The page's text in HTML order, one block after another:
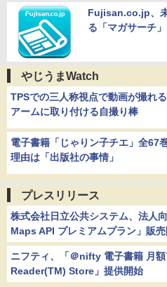
Fujisan.co.jp、
る「マガサーチ」
やじうまWatch
TPSでの三人称視点で動画が撮れ
アームに取り付ける自撮り棒
電子書籍「じゃりン子チエ」全67
理由は「出版社の事情」
プレスリリース
株式会社日立公共システム、法人
Maps API プレミアムプラン」販
ニフティ、「＠nifty 電子書籍 月
Reader(TM) Store」提供開始